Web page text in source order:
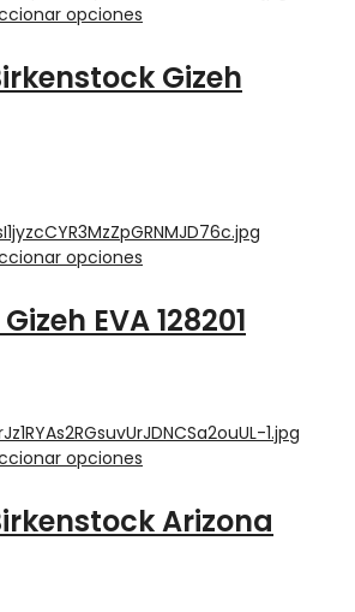
opciones
Gizeh
opciones
EVA 128201
opciones
Arizona